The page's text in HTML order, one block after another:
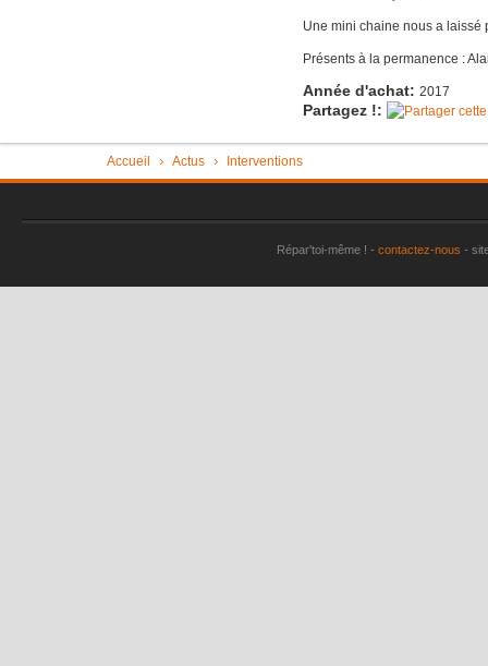
Imac très
Pièce
Vérin
Machine
Une mini chaine nous a laissé
Présents à la permanence :
Année d'achat: 2017
Partagez !:
Accueil Actus Interventions
Répar'toi-même ! - contactez-nous -